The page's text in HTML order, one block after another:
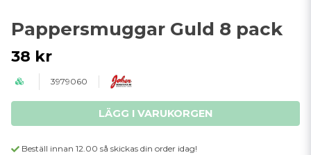
Pappersmuggar Guld 8 pack
38 kr
3979060
LÄGG I VARUKORGEN
Beställ innan 12.00 så skickas din order idag!